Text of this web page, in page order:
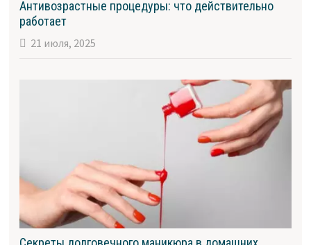
Антивозрастные процедуры: что действительно
работает
21 июля, 2025